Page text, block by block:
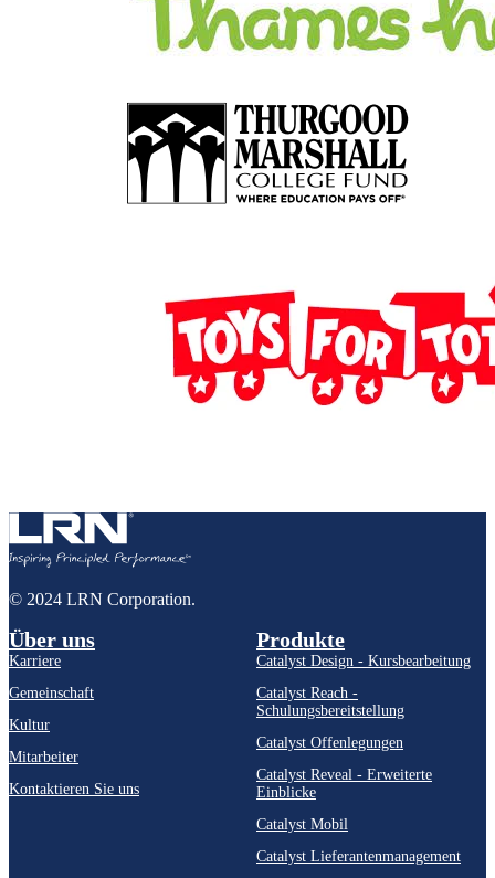
© 2024 LRN Corporation.
Über uns
Karriere
Gemeinschaft
Kultur
Mitarbeiter
Kontaktieren Sie uns
Produkte
Catalyst Design - Kursbearbeitung
Catalyst Reach -
Schulungsbereitstellung
Catalyst Offenlegungen
Catalyst Reveal - Erweiterte
Einblicke
Catalyst Mobil
Catalyst Lieferantenmanagement